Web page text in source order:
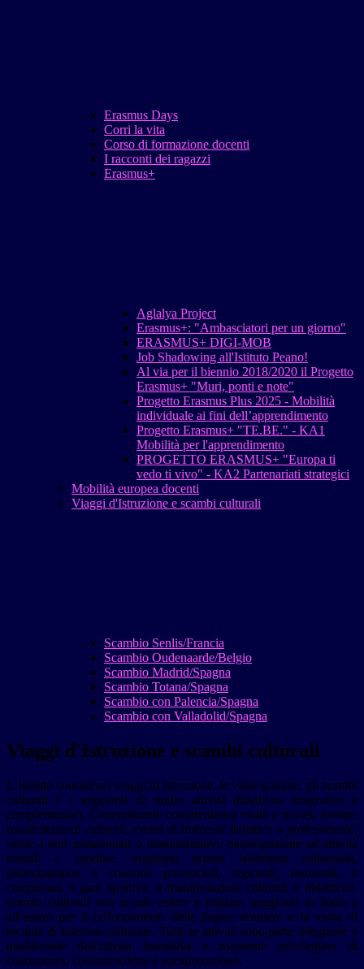
Erasmus Days
Corri la vita
Corso di formazione docenti
I racconti dei ragazzi
Erasmus+
Aglalya Project
Erasmus+: "Ambasciatori per un giorno"
ERASMUS+ DIGI-MOB
Job Shadowing all'Istituto Peano!
Al via per il biennio 2018/2020 il Progetto
Erasmus+ "Muri, ponti e note"
Progetto Erasmus Plus 2025 - Mobilità
individuale ai fini dell’apprendimento
Progetto Erasmus+ "TE.BE." - KA1
Mobilità per l'apprendimento
PROGETTO ERASMUS+ "Europa ti
vedo ti vivo" - KA2 Partenariati strategici
Mobilità europea docenti
Viaggi d'Istruzione e scambi culturali
Scambio Senlis/Francia
Scambio Oudenaarde/Belgio
Scambio Madrid/Spagna
Scambio Totana/Spagna
Scambio con Palencia/Spagna
Scambio con Valladolid/Spagna
Viaggi d'Istruzione e scambi culturali
L’Istituto considera i viaggi di istruzione, le visite guidate, gli scambi
culturali e i soggiorni di studio attività didattiche integrative e
complementari. Generalmente comprendono visite a musei, mostre,
manifestazioni culturali, eventi di interesse didattico o professionale,
visite a enti istituzionali o amministrativi, partecipazione ad attività
teatrali e sportive, soggiorni presso laboratori ambientali,
partecipazione a concorsi provinciali, regionali, nazionali, a
campionati o gare sportive, a manifestazioni culturali o didattiche,
scambi culturali con scuole estere e italiane, soggiorni in Italia e
all’estero per il rafforzamento delle lingue straniere e la visita di
località di interesse culturale. Tutte le attività sono parte integrante e
qualificante dell'offerta formativa e momento privilegiato di
conoscenza, comunicazione e socializzazione.